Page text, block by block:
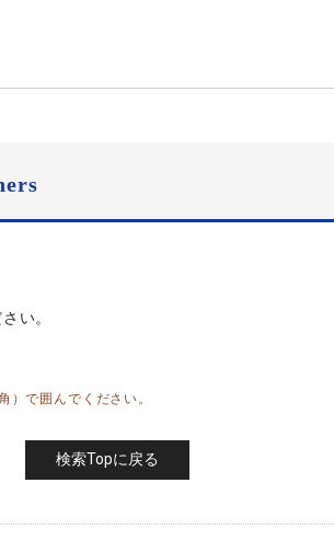
い。
）で囲んでください。